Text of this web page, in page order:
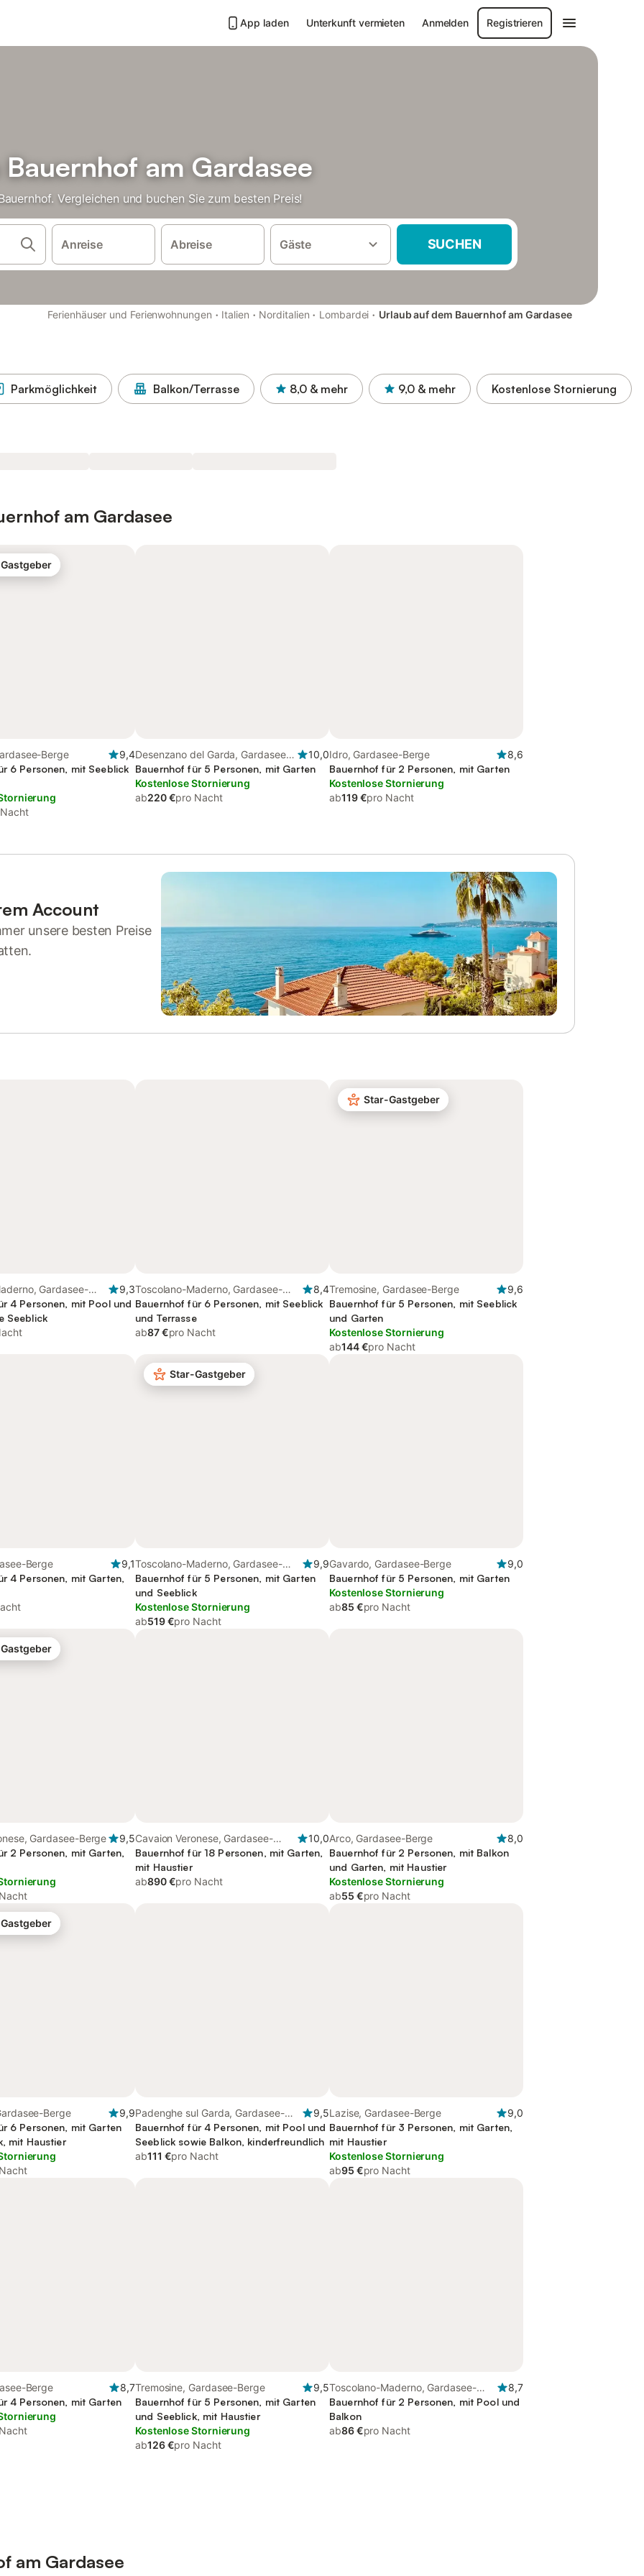
App laden Unterkunft vermieten Anmelden Registrieren
am Gardasee
Vergleichen und buchen Sie zum besten Preis!
Anreise Abreise Gäste SUCHEN
Ferienhäuser und Ferienwohnungen · Italien · Norditalien · Lombardei · Urlaub auf dem Bauernhof am Gardasee
Parkmöglichkeit Balkon/Terrasse 8,0 & mehr 9,0 & mehr Kostenlose Stornierung
am Gardasee
Berge
9,4
6 Personen, mit Seeblick
Desenzano del Garda, Gardasee-
Berge
10,0
Bauernhof für 5 Personen, mit Garten
Kostenlose Stornierung
ab220 €pro Nacht
Idro, Gardasee-Berge
8,6
Bauernhof für 2 Personen, mit Garten
Kostenlose Stornierung
ab119 €pro Nacht
Account
unsere besten Preise
Gardasee-
9,3
4 Personen, mit Pool und
Seeblick
Toscolano-Maderno, Gardasee-
Berge
8,4
Bauernhof für 6 Personen, mit Seeblick
und Terrasse
ab87 €pro Nacht
Star-Gastgeber
Tremosine, Gardasee-Berge
9,6
Bauernhof für 5 Personen, mit Seeblick
und Garten
Kostenlose Stornierung
ab144 €pro Nacht
Berge
9,1
4 Personen, mit Garten,
Star-Gastgeber
Toscolano-Maderno, Gardasee-
Berge
9,9
Bauernhof für 5 Personen, mit Garten
und Seeblick
Kostenlose Stornierung
ab519 €pro Nacht
Gavardo, Gardasee-Berge
9,0
Bauernhof für 5 Personen, mit Garten
Kostenlose Stornierung
ab85 €pro Nacht
Gardasee-Berge
9,5
2 Personen, mit Garten,
Cavaion Veronese, Gardasee-
Berge
10,0
Bauernhof für 18 Personen, mit Garten,
mit Haustier
ab890 €pro Nacht
Arco, Gardasee-Berge
8,0
Bauernhof für 2 Personen, mit Balkon
und Garten, mit Haustier
Kostenlose Stornierung
ab55 €pro Nacht
Berge
9,9
6 Personen, mit Garten
mit Haustier
Padenghe sul Garda, Gardasee-
Berge
9,5
Bauernhof für 4 Personen, mit Pool und
Seeblick sowie Balkon, kinderfreundlich
ab111 €pro Nacht
Lazise, Gardasee-Berge
9,0
Bauernhof für 3 Personen, mit Garten,
mit Haustier
Kostenlose Stornierung
ab95 €pro Nacht
Berge
8,7
4 Personen, mit Garten
Tremosine, Gardasee-Berge
9,5
Bauernhof für 5 Personen, mit Garten
und Seeblick, mit Haustier
Kostenlose Stornierung
ab126 €pro Nacht
Toscolano-Maderno, Gardasee-
Berge
8,7
Bauernhof für 2 Personen, mit Pool und
Balkon
ab86 €pro Nacht
am Gardasee